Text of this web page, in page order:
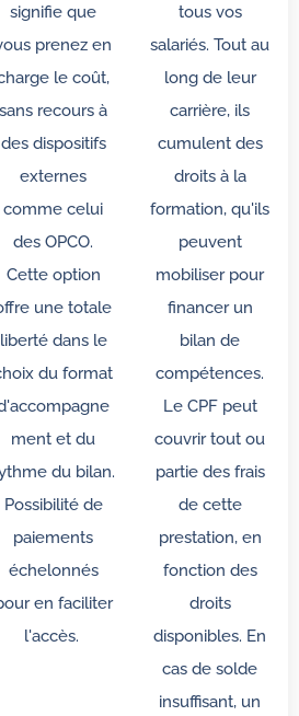
signifie que
prenez en
le coût,
sans recours à
des dispositifs
externes
comme celui
des OPCO.
Cette option
une totale
liberté dans le
du format
ment et du
du bilan.
Possibilité de
paiements
échelonnés
en faciliter
l'accès.
tous vos
salariés. Tout au
long de leur
carrière, ils
cumulent des
droits à la
formation, qu'ils
peuvent
mobiliser pour
financer un
bilan de
compétences.
Le CPF peut
couvrir tout ou
partie des frais
de cette
prestation, en
fonction des
droits
disponibles. En
cas de solde
insuffisant, un